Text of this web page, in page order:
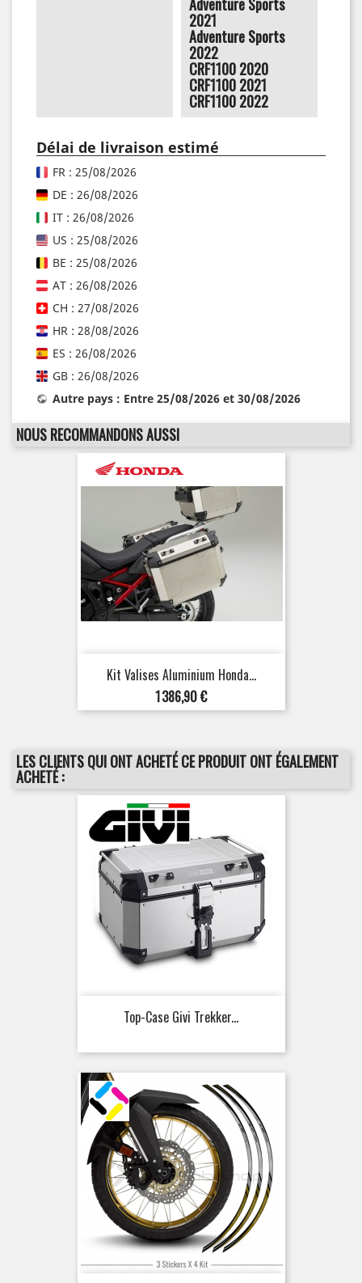
2021
Adventure Sports
2022
CRF1100 2020
CRF1100 2021
CRF1100 2022
Délai de livraison estimé
FR : 25/08/2026
DE : 26/08/2026
IT : 26/08/2026
US : 25/08/2026
BE : 25/08/2026
AT : 26/08/2026
CH : 27/08/2026
HR : 28/08/2026
ES : 26/08/2026
GB : 26/08/2026
Autre pays : Entre 25/08/2026 et 30/08/2026
NOUS RECOMMANDONS AUSSI
Kit Valises Aluminium Honda...
Prix
1 386,90 €
LES CLIENTS QUI ONT ACHETÉ CE PRODUIT ONT ÉGALEMENT
ACHETÉ :
Top-Case Givi Trekker...